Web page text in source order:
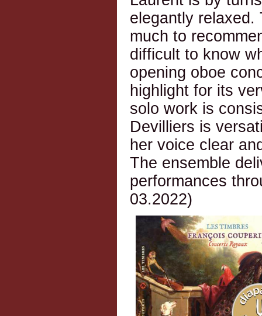
elegantly
much to
difficult to know
opening oboe
highlight for its
solo work is
Devilliers is
her voice clear
The ensemble
performances
03.2022)